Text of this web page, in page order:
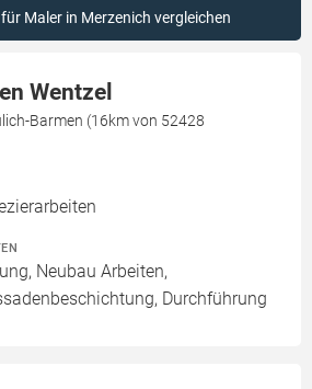
Maler in Merzenich vergleichen
Wentzel
Barmen (16km von 52428
Neubau Arbeiten,
Durchführung